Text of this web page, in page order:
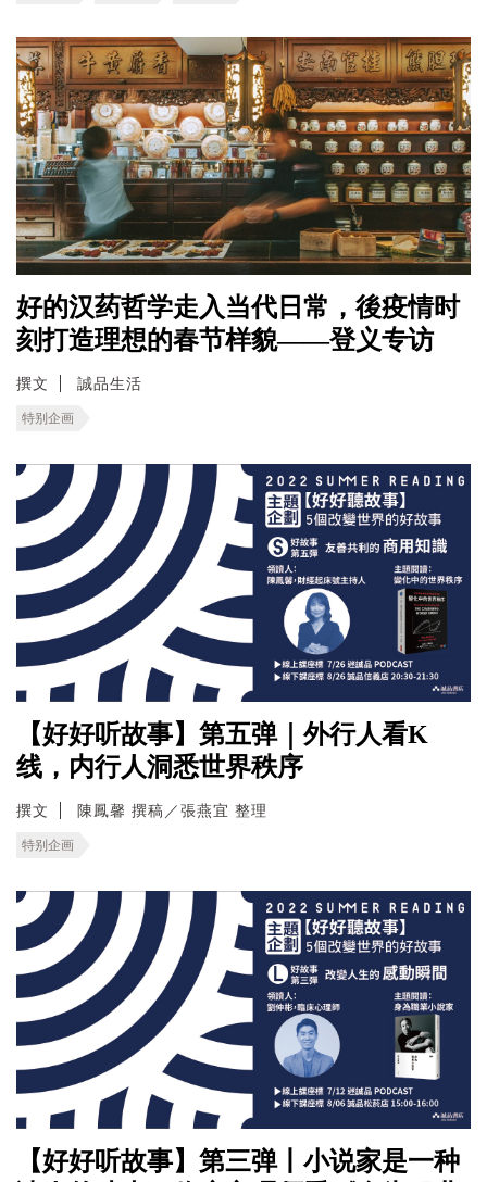
好的汉药哲学走入当代日常，後疫情时
刻打造理想的春节样貌——登义专访
撰文 誠品生活
特别企画
【好好听故事】第五弹｜外行人看K
线，内行人洞悉世界秩序
撰文 陳鳳馨 撰稿／張燕宜 整理
特别企画
【好好听故事】第三弹丨小说家是一种